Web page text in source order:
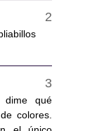
dime qué
colores.